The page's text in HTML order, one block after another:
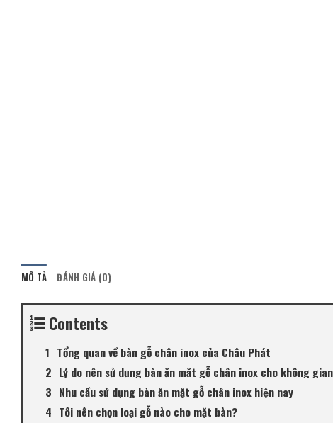
MÔ TẢ ĐÁNH GIÁ (0)
Contents
Tổng quan về bàn gỗ chân inox của Châu Phát
Lý do nên sử dụng bàn ăn mặt gỗ chân inox cho không
Nhu cầu sử dụng bàn ăn mặt gỗ chân inox hiện nay
Tôi nên chọn loại gỗ nào cho mặt bàn?